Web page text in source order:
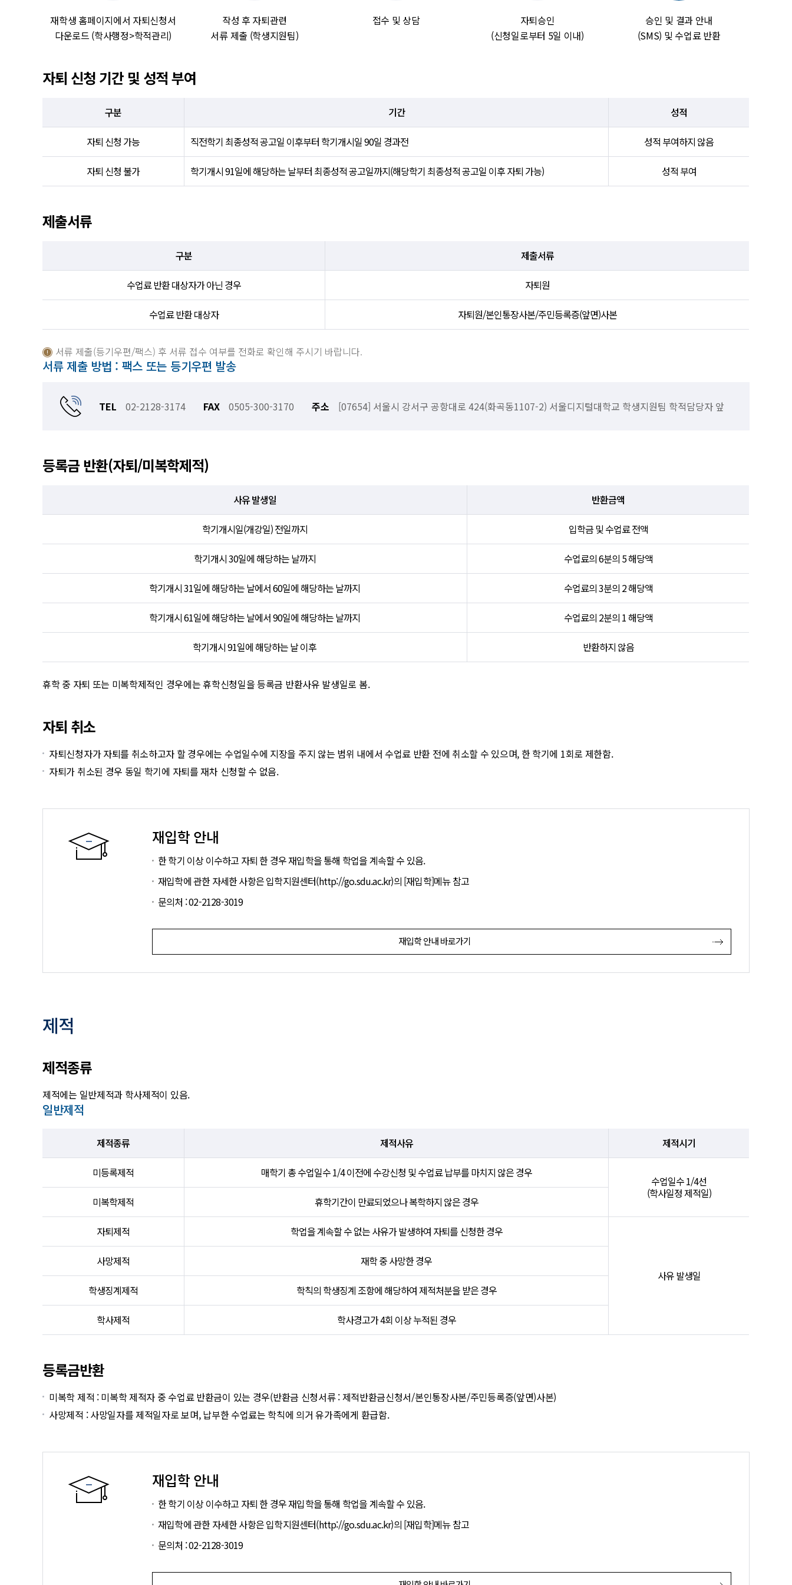
재학생 홈페이지에서 자퇴신청서
다운로드 (학사행정>학적관리)
작성 후 자퇴관련
서류 제출 (학생지원팀)
접수 및 상담
자퇴승인
(신청일로부터 5일 이내)
승인 및 결과 안내
(SMS) 및 수업료 반환
자퇴 신청 기간 및 성적 부여
구분 기간 성적
자퇴 신청 가능 직전학기 최종성적 공고일 이후부터 학기개시일 90일 경과전 성적 부여하지 않음
자퇴 신청 불가 학기개시 91일에 해당하는 날부터 최종성적 공고일까지(해당학기 최종성적 공고일 이후 자퇴 가능) 성적 부여
제출서류
구분 제출서류
수업료 반환 대상자가 아닌 경우 자퇴원
수업료 반환 대상자 자퇴원/본인통장사본/주민등록증(앞면)사본
서류 제출(등기우편/팩스) 후 서류 접수 여부를 전화로 확인해 주시기 바랍니다.
서류 제출 방법 : 팩스 또는 등기우편 발송
TEL 02-2128-3174 FAX 0505-300-3170 주소 [07654] 서울시 강서구 공항대로 424(화곡동1107-2) 서울디지털대학교 학생지원팀 학적담당자 앞
등록금 반환(자퇴/미복학제적)
사유 발생일 반환금액
학기개시일(개강일) 전일까지 입학금 및 수업료 전액
학기개시 30일에 해당하는 날까지 수업료의 6분의 5 해당액
학기개시 31일에 해당하는 날에서 60일에 해당하는 날까지 수업료의 3분의 2 해당액
학기개시 61일에 해당하는 날에서 90일에 해당하는 날까지 수업료의 2분의 1 해당액
학기개시 91일에 해당하는 날 이후 반환하지 않음
휴학 중 자퇴 또는 미복학제적인 경우에는 휴학신청일을 등록금 반환사유 발생일로 봄.
자퇴 취소
자퇴신청자가 자퇴를 취소하고자 할 경우에는 수업일수에 지장을 주지 않는 범위 내에서 수업료 반환 전에 취소할 수 있으며, 한 학기에 1회로 제한함.
자퇴가 취소된 경우 동일 학기에 자퇴를 재차 신청할 수 없음.
재입학 안내
한 학기 이상 이수하고 자퇴 한 경우 재입학을 통해 학업을 계속할 수 있음.
재입학에 관한 자세한 사항은 입학지원센터(http://go.sdu.ac.kr)의 [재입학]메뉴 참고
문의처 : 02-2128-3019
재입학 안내 바로가기
제적
제적종류
제적에는 일반제적과 학사제적이 있음.
일반제적
제적종류 제적사유 제적시기
미등록제적 매학기 총 수업일수 1/4 이전에 수강신청 및 수업료 납부를 마치지 않은 경우
수업일수 1/4선
(학사일정 제적일)
미복학제적 휴학기간이 만료되었으나 복학하지 않은 경우
자퇴제적 학업을 계속할 수 없는 사유가 발생하여 자퇴를 신청한 경우
사유 발생일
사망제적 재학 중 사망한 경우
학생징계제적 학칙의 학생징계 조항에 해당하여 제적처분을 받은 경우
학사제적 학사경고가 4회 이상 누적된 경우
등록금반환
미복학 제적 : 미복학 제적자 중 수업료 반환금이 있는 경우(반환금 신청서류 : 제적반환금신청서/본인통장사본/주민등록증(앞면)사본)
사망제적 : 사망일자를 제적일자로 보며, 납부한 수업료는 학칙에 의거 유가족에게 환급함.
재입학 안내
한 학기 이상 이수하고 자퇴 한 경우 재입학을 통해 학업을 계속할 수 있음.
재입학에 관한 자세한 사항은 입학지원센터(http://go.sdu.ac.kr)의 [재입학]메뉴 참고
문의처 : 02-2128-3019